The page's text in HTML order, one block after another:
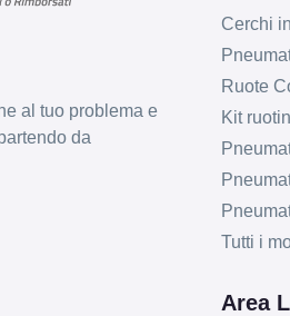
al tuo problema e
da
Cerchi
Ruote
Kit
Tutti i
Area